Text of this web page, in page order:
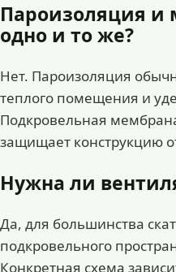
Пароизоляция и
одно и то же?
Нет. Пароизоляция
теплого помещения и
Подкровельная
защищает конструкцию
Нужна ли
Да, для большинства
подкровельного
Конкретная схема